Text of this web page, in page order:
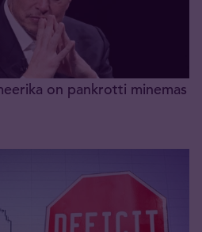
on pankrotti minemas